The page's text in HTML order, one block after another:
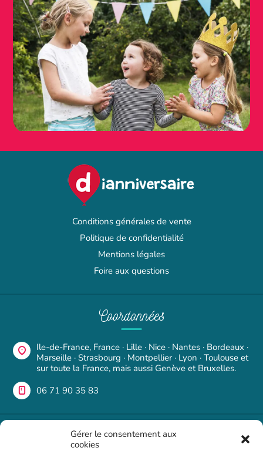
Gérer le consentement aux
cookies
Conditions générales de vente
Politique de confidentialité
Mentions légales
Foire aux questions
Coordonnées
Ile-de-France, France · Lille · Nice · Nantes · Bordeaux ·
Marseille · Strasbourg · Montpellier · Lyon · Toulouse et
sur toute la France, mais aussi Genève et Bruxelles.
06 71 90 35 83
Une question ?